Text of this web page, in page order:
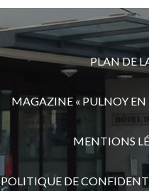
PLAN DE
MAGAZINE « PULNOY EN
MENTIONS
POLITIQUE DE